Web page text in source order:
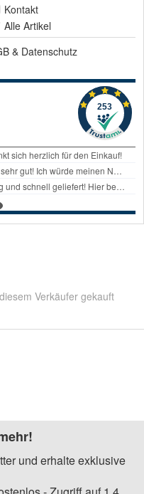
Kontakt
Alle Artikel
& Datenschutz
Verkäufer gekauft
und erhalte exklusive